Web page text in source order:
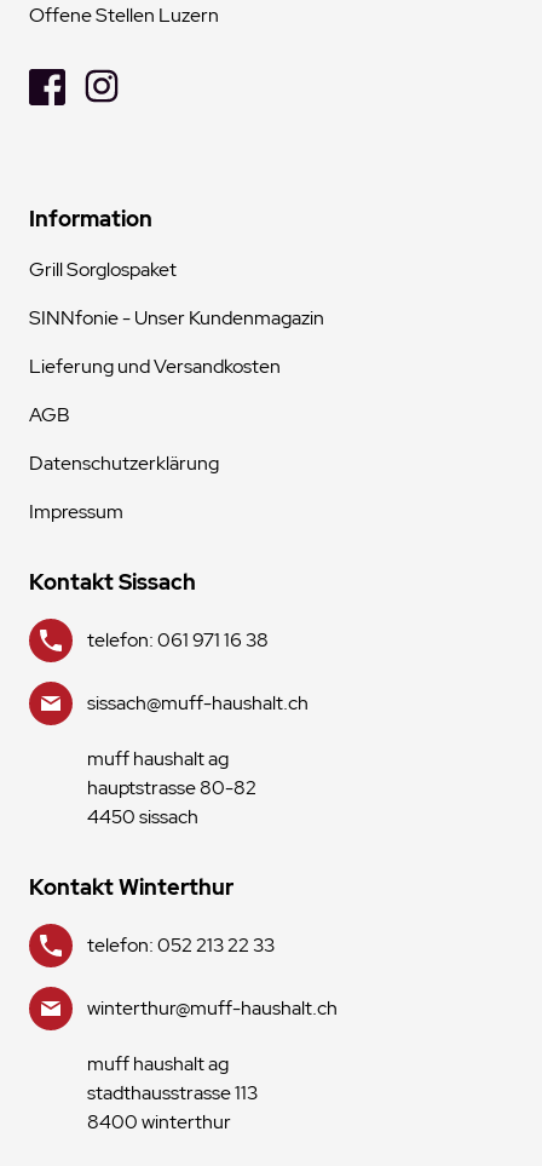
Offene Stellen Luzern
Information
Grill Sorglospaket
SINNfonie - Unser Kundenmagazin
Lieferung und Versandkosten
AGB
Datenschutzerklärung
Impressum
Kontakt Sissach
telefon: 061 971 16 38
sissach@muff-haushalt.ch
muff haushalt ag
hauptstrasse 80-82
4450 sissach
Kontakt Winterthur
telefon: 052 213 22 33
winterthur@muff-haushalt.ch
muff haushalt ag
stadthausstrasse 113
8400 winterthur